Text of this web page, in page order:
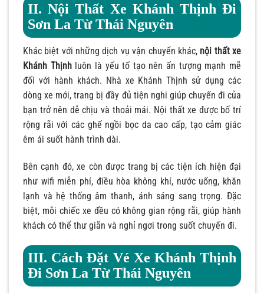
II. Nội Thất Xe Khánh Thịnh Đi
Sơn La Từ Thái Nguyên
Khác biệt với những dịch vụ vận chuyển khác, nội thất xe
Khánh Thịnhluôn là yếu tố tạo nên ấn tượng mạnh mẽ
đối với hành khách. Nhà xe Khánh Thịnh sử dụng các
dòng xe mới, trang bị đầy đủ tiện nghi giúp chuyến đi của
bạn trở nên dễ chịu và thoải mái. Nội thất xe được bố trí
rộng rãi với các ghế ngồi bọc da cao cấp, tạo cảm giác
êm ái suốt hành trình dài.
Bên cạnh đó, xe còn được trang bị các tiện ích hiện đại
như wifi miễn phí, điều hòa không khí, nước uống, khăn
lạnh và hệ thống âm thanh, ánh sáng sang trọng. Đặc
biệt, mỗi chiếc xe đều có không gian rộng rãi, giúp hành
khách có thể thư giãn và nghỉ ngơi trong suốt chuyến đi.
III. Cách Đặt Vé Xe Khánh Thịnh
Đi Sơn La Từ Thái Nguyên